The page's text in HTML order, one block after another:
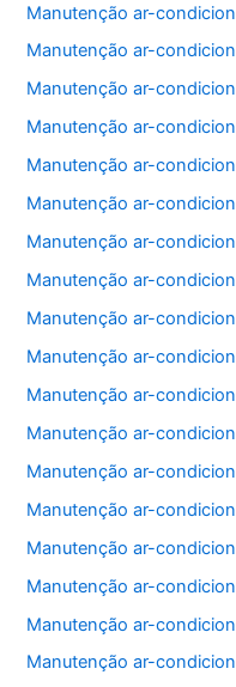
Manutenção ar-
Manutenção ar-
Manutenção ar-
Manutenção ar-
Manutenção ar-
Manutenção ar-
Manutenção ar-
Manutenção ar-
Manutenção ar-
Manutenção ar-
Manutenção ar-
Manutenção ar-
Manutenção ar-
Manutenção ar-
Manutenção ar-
Manutenção ar-
Manutenção ar-
Manutenção ar-